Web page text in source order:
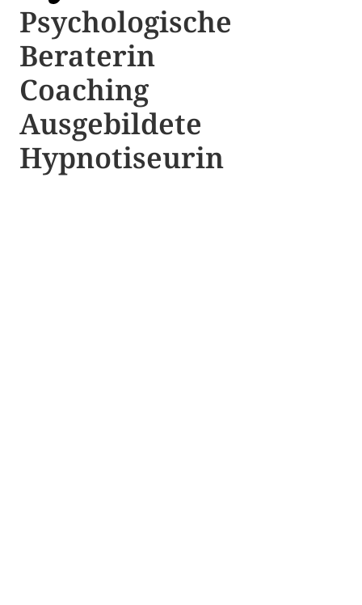
Psychologische ​​
Beraterin
Coaching
Ausgebildete​ ​
Hypnotiseurin